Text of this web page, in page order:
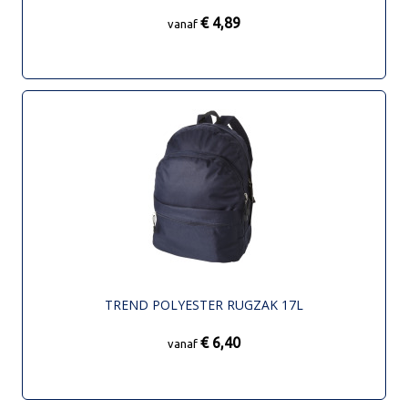
vanaf € 4,89
TREND POLYESTER RUGZAK 17L
vanaf € 6,40